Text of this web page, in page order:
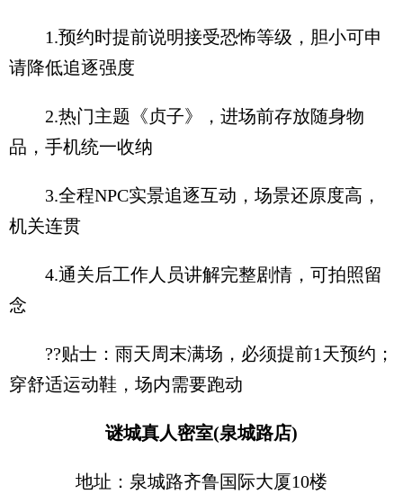
1.预约时提前说明接受恐怖等级，胆小可申
请降低追逐强度
2.热门主题《贞子》，进场前存放随身物
品，手机统一收纳
3.全程NPC实景追逐互动，场景还原度高，
机关连贯
4.通关后工作人员讲解完整剧情，可拍照留
念
??贴士：雨天周末满场，必须提前1天预约；
穿舒适运动鞋，场内需要跑动
谜城真人密室(泉城路店)
地址：泉城路齐鲁国际大厦10楼